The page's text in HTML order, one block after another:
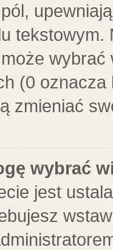
(0
zmieniać
wybrać
jest